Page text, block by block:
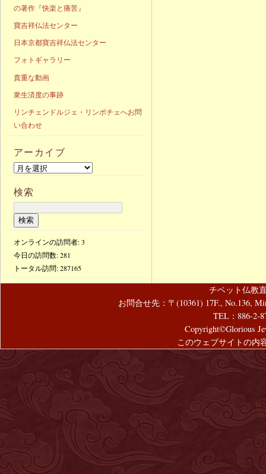
の著作『快楽と痛苦』
寶吉祥仏法センター
日本京都寶吉祥仏法センター
フォトギャラリー
貴重な動画
衆生済度の事跡
リンチェンドルジェ・リンポチェへお問
い合わせ
アーカイブ
検索
オンラインの訪問者: 3
今日の訪問数:281
トータル訪問:287165
チベット仏教
お問合せ先：〒(10361) 17F., No.136,
TEL：886-2-
Copyright©Glorious
このウェブサイトの内